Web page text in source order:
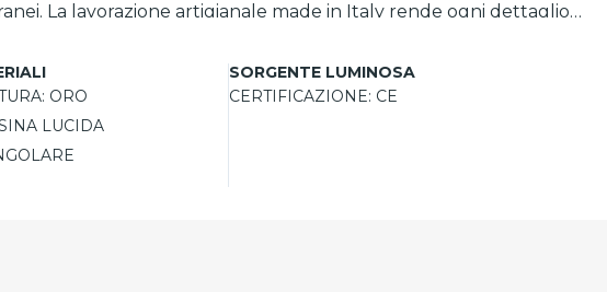
La lavorazione artigianale made in Italy rende ogni dettaglio
ORO
LUCIDA
SORGENTE LUMINOSA
CERTIFICAZIONE: CE